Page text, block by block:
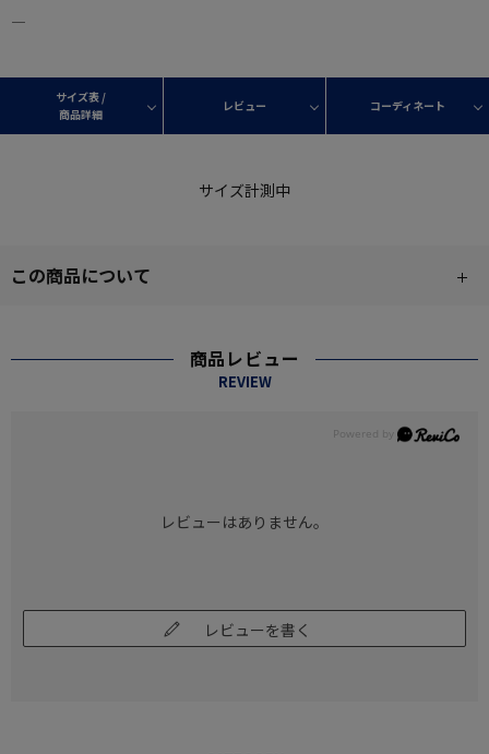
―
サイズ表 /
商品詳細
レビュー コーディネート
サイズ計測中
この商品について
商品レビュー
REVIEW
レビューはありません。
レビューを書く